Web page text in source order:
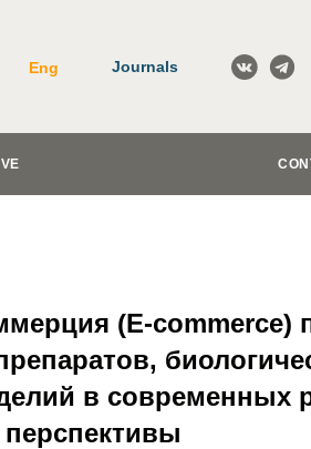
Eng Journals
(E-commerce)
в современных